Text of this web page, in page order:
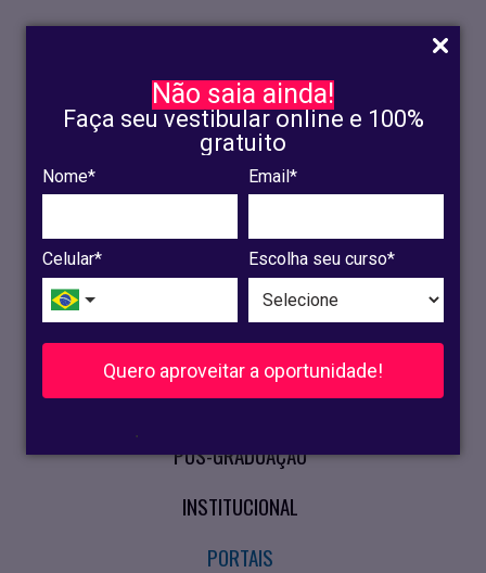
Não saia ainda!
Faça seu vestibular online e 100%
gratuito
Nome* Email*
Celular* Escolha seu curso*
Quero aproveitar a oportunidade!
.
INSCRIÇÃO
OLINDA
RECIFE
VESTIBULAR
CURSOS PRESENCIAIS
PÓS-GRADUAÇÃO
INSTITUCIONAL
PORTAIS